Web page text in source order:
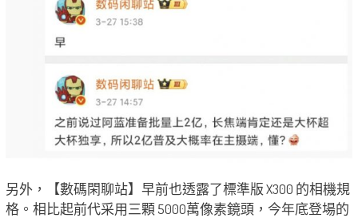
另外，【數碼閑聊站】早前也透露了標準版 X300 的相機規
格。相比起前代采用三顆 5000萬像素鏡頭，今年底登場的